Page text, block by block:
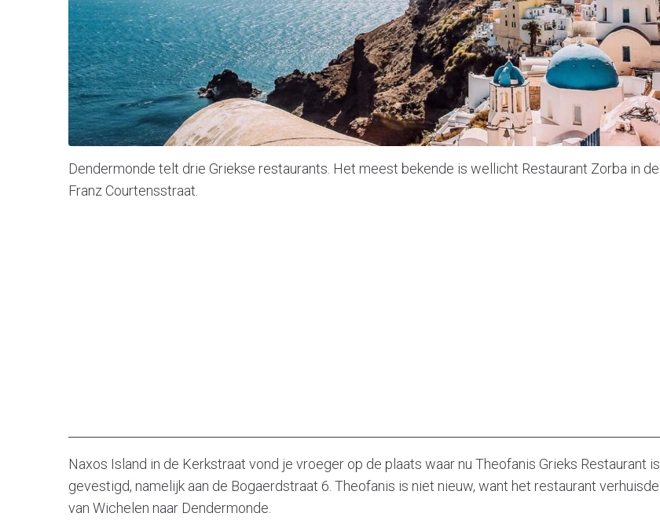
Dendermonde telt drie Griekse restaurants. Het meest bekende is wellicht Restaurant Zorba in de
Franz Courtensstraat.
Naxos Island in de Kerkstraat vond je vroeger op de plaats waar nu Theofanis Grieks Restaurant is
gevestigd, namelijk aan de Bogaerdstraat 6. Theofanis is niet nieuw, want het restaurant verhuisde
van Wichelen naar Dendermonde.